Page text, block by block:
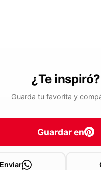
¿Te inspiró?
Guarda tu favorita y
Guardar en
Enviar